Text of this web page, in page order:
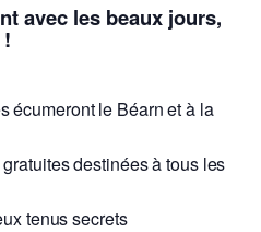
avec les beaux jours,
écumeront le Béarn et à la
destinées à tous les
tenus secrets